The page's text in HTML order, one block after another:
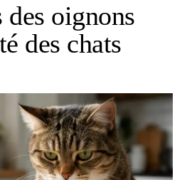
des oignons
des chats